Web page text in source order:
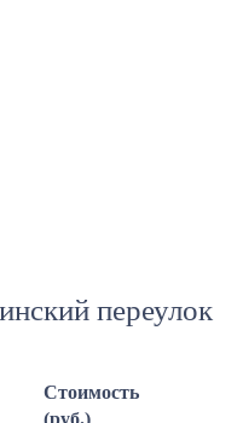
переулок
Стоимость